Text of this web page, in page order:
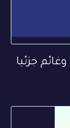
جزئيا